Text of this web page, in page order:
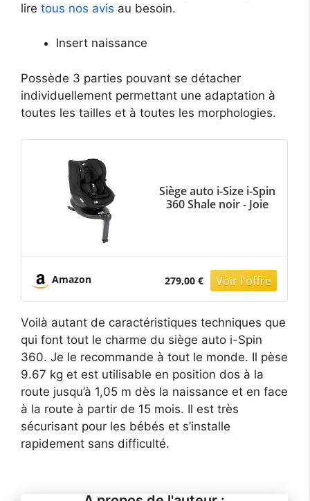
lire tous nos avis au besoin.
Insert naissance
Possède 3 parties pouvant se détacher
individuellement permettant une adaptation à
toutes les tailles et à toutes les morphologies.
Siège auto i-Size i-Spin
360 Shale noir - Joie
Amazon 279,00 €
Voilà autant de caractéristiques techniques que
qui font tout le charme du siège auto i-Spin
360. Je le recommande à tout le monde. Il pèse
9.67 kg et est utilisable en position dos à la
route jusqu’à 1,05 m dès la naissance et en face
à la route à partir de 15 mois. Il est très
sécurisant pour les bébés et s’installe
rapidement sans difficulté.